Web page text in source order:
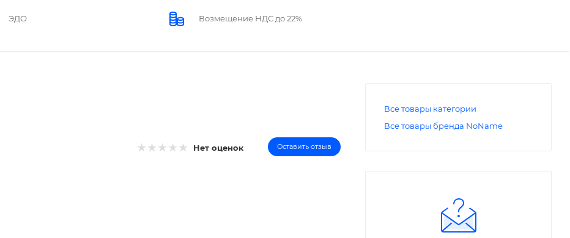
ЭДО Возмещение НДС до 22%
Нет оценок Оставить отзыв
Все товары категории
Все товары бренда NoName